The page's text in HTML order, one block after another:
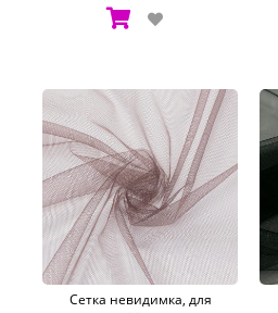
Сетка невидимка, для